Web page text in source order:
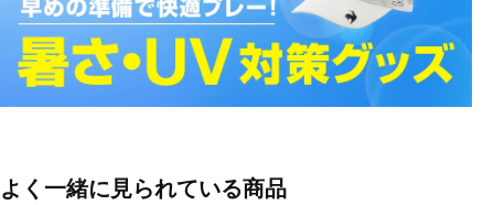
■紫外線透過率：1％未満
■付属品：マイクロバック
JAN：0888392617682
よく一緒に見られている商品